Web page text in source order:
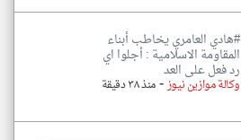
#هادي العامري يخاطب أبناء
المقاومة الاسلامية : أجلوا اي
رد فعل على العد
وكالة موازين نيوز-منذ ٣٨ دقيقة